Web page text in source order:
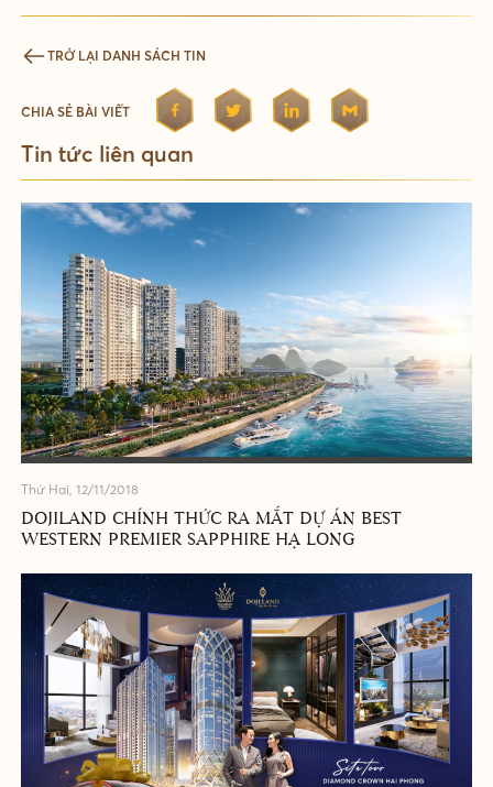
TRỞ LẠI DANH SÁCH TIN
CHIA SẺ BÀI VIẾT
Tin tức liên quan
Thứ Hai, 12/11/2018
DOJILAND CHÍNH THỨC RA MẮT DỰ ÁN BEST
WESTERN PREMIER SAPPHIRE HẠ LONG